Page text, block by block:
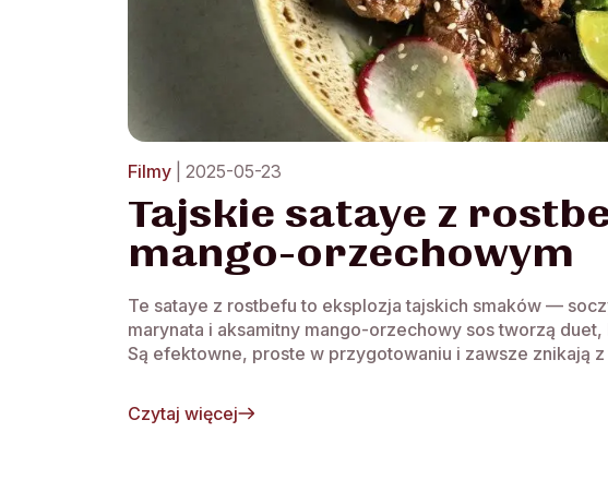
Filmy | 2025-05-23
Tajskie sataye z
mango-orzechowym
Te sataye z rostbefu to eksplozja tajskich smaków —
marynata i aksamitny mango-orzechowy sos tworzą
Są efektowne, proste w przygotowaniu i zawsze znikają
Czytaj więcej